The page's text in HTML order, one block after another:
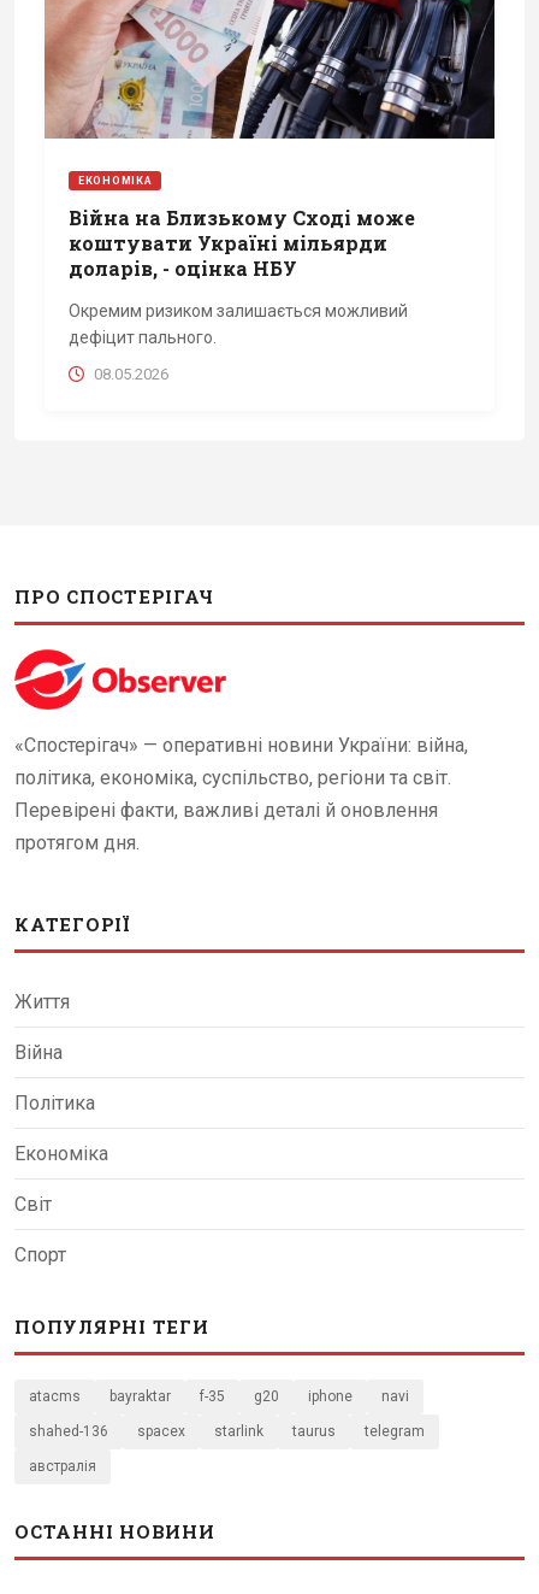
ЕКОНОМІКА
Війна на Близькому Сході може
коштувати Україні мільярди
доларів, - оцінка НБУ
Окремим ризиком залишається можливий
дефіцит пального.
08.05.2026
ПРО СПОСТЕРІГАЧ
«Спостерігач» — оперативні новини України: війна,
політика, економіка, суспільство, регіони та світ.
Перевірені факти, важливі деталі й оновлення
протягом дня.
КАТЕГОРІЇ
Життя
Війна
Політика
Економіка
Світ
Спорт
ПОПУЛЯРНІ ТЕГИ
atacms bayraktar f-35 g20 iphone navi
shahed-136 spacex starlink taurus telegram
австралія
ОСТАННІ НОВИНИ